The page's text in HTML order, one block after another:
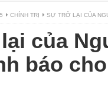
CHÍNH TRỊ SỰ TRỞ LẠI CỦA
của
báo